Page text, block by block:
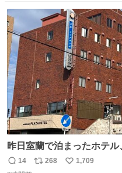
ト
数
数
昨日室蘭で泊まったホテ
形態だった。2階と3階の部
返
14
リ
268
い
1,709